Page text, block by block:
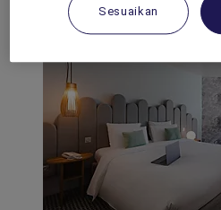
4,4/5Rated 4,4 of 5
Sesuaikan